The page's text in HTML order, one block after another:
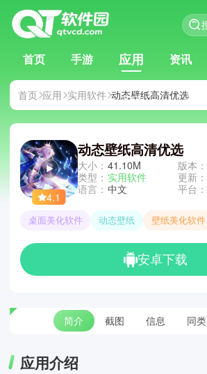
首页 手游 应用 资讯
首页 应用 实用软件 动态壁纸高清优选
4.1
动态壁纸高清优选
大小： 41.10M
类型： 实用软件
语言： 中文
版本：
更新：
平台：
桌面美化软件 动态壁纸 壁纸美化软件
安卓下载
简介 截图 信息 同类
应用介绍